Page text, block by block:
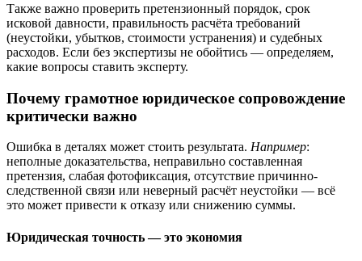
Также важно проверить претензионный порядок, срок
исковой давности, правильность расчёта требований
(неустойки, убытков, стоимости устранения) и судебных
расходов. Если без экспертизы не обойтись — определяем,
какие вопросы ставить эксперту.
Почему грамотное юридическое сопровождение
критически важно
Ошибка в деталях может стоить результата. Например:
неполные доказательства, неправильно составленная
претензия, слабая фотофиксация, отсутствие причинно-
следственной связи или неверный расчёт неустойки — всё
это может привести к отказу или снижению суммы.
Юридическая точность — это экономия